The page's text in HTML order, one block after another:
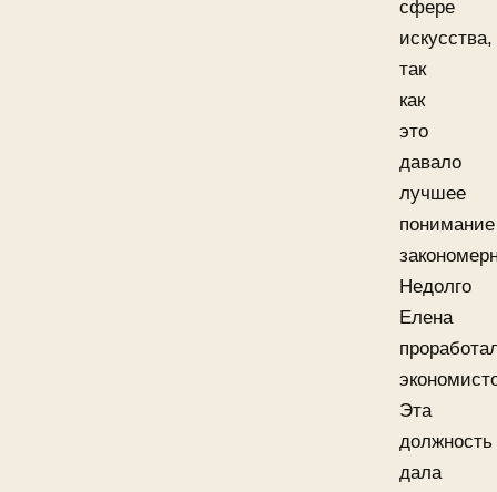
сфере
искусства,
так
как
это
давало
лучшее
понимание
Недолго
Елена
Эта
должность
дала